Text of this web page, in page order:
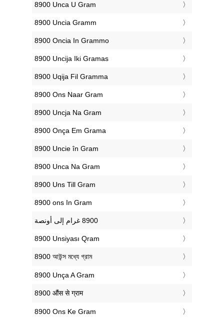
‎8900 Unca U Gram
‎8900 Uncia Gramm
‎8900 Oncia In Grammo
‎8900 Uncija Iki Gramas
‎8900 Uqija Fil Gramma
‎8900 Ons Naar Gram
‎8900 Uncja Na Gram
‎8900 Onça Em Grama
‎8900 Uncie în Gram
‎8900 Unca Na Gram
‎8900 Uns Till Gram
‎8900 ons In Gram
‎8900 Unsiyası Qram
‎8900 আউন্স মধ্যে গ্রাম
‎8900 Unça A Gram
‎8900 औंस से ग्राम
‎8900 Ons Ke Gram